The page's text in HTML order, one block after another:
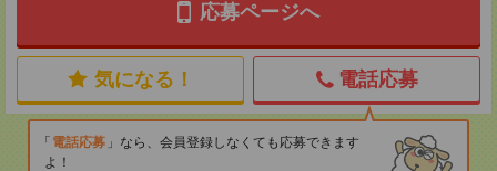
応募ページへ
気になる！ 電話応募
電話応募
なら、会員登録しなくても応募できます
よ！